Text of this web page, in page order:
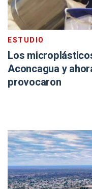
ESTUDIO
Los
Aconcagua y
provocaron